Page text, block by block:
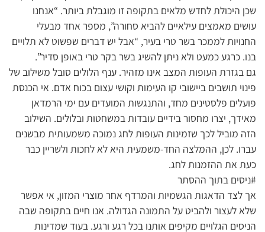
שכן היכולת לחדש מלאים בתקופה זו מוגבלת ביותר. “אנחנו
עושים מאמצים עילאיים להביא סחורה”, מספר אחד מבעלי
החנויות לממכר בשר טרי בעיר, “אבל יש דברים שפשוט לא תלויים
בנו. כרגע כמעט ולא ניתן להשיג בשר בקר טרי באופן סדיר”.
גם בגזרת העופות המצב אינו מזהיר. ענף הלולים סובל משילוב של
פינוי תושבים ביישובי קו העימות וקושי עצום בכוח אדם. אי הכנסת
פועלים פלסטינים מחד, והתנגשות המועדים עם ימי הרמדאן
מאידך, יצרו מחסור בידיים עובדות במשחטות ובלולים. השילוב
הזה מוביל לכך שזמינות העופות לחג נמוכה משמעותית מבשנים
עברו. לכן, ההמלצה החד-משמעית היא לא לחכות ולשריין כבר
כעת את ההזמנות לחג.
#ניסים בתוך ההסתר
אך לצד הדאגות הגשמיות והמרדף אחר מוצרי המזון, אי אפשר
שלא לעצור ולהביט על התמונה הגדולה. אנו חיים בתקופה שבה
הניסים הגלויים מקיפים אותנו בכל רגע ורגע. בעוד שמדינות